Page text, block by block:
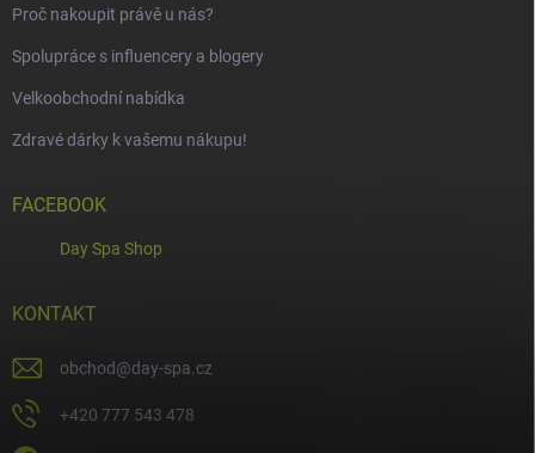
Proč nakoupit právě u nás?
Spolupráce s influencery a blogery
Velkoobchodní nabídka
Zdravé dárky k vašemu nákupu!
FACEBOOK
Day Spa Shop
KONTAKT
obchod@day-spa.cz
+420 777 543 478